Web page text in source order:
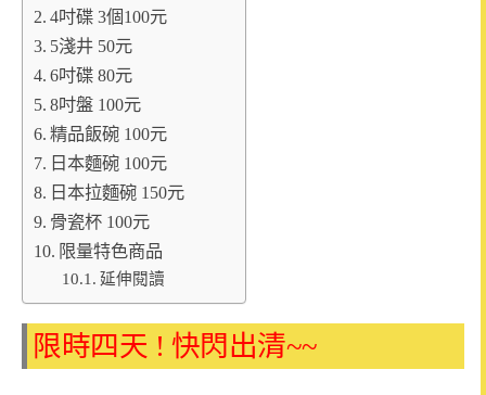
4吋碟 3個100元
5淺井 50元
6吋碟 80元
8吋盤 100元
精品飯碗 100元
日本麵碗 100元
日本拉麵碗 150元
骨瓷杯 100元
限量特色商品
延伸閱讀
限時四天 ! 快閃出清~~